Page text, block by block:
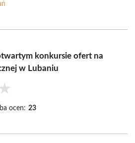
konkursie ofert na
w Lubaniu
ocen: 23